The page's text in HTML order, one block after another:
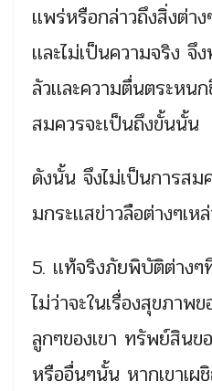
เเพร่หรือกล่าวถึงสิ่งต่า
เเละไม่เป็นความจริง จึ
ลัวเเละความตื่นตระห
สมควรจะเป็นถึงขั้นนั้น
ดังนั้น จึงไม่เป็นการส
มกระเเสข่าวลือต่างๆเห
5. เเท้จริงภัยพิบัติต่าง
ไม่ว่าจะในเรื่องสุขภาพ
ลูกๆของเขา ทรัพย์สินข
หรืออื่นๆนั้น หากเขาเ